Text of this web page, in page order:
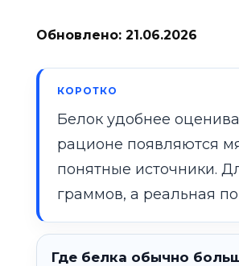
Обновлено: 21.06.2026
КОРОТКО
Белок удобнее
рационе появляются
понятные источники.
граммов, а реальная
Где белка обычно